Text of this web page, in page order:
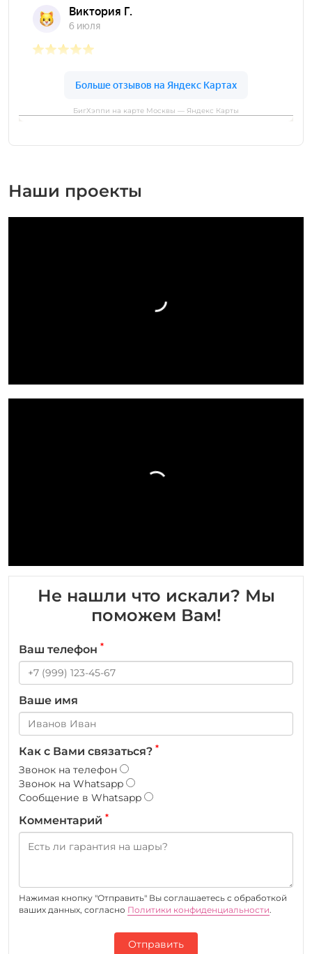
БигХэппи на карте Москвы — Яндекс Карты
Наши проекты
Не нашли что искали? Мы
поможем Вам!
Ваш телефон *
Ваше имя
Как с Вами связаться? *
Звонок на телефон
Звонок на Whatsapp
Сообщение в Whatsapp
Комментарий *
Нажимая кнопку "Отправить" Вы соглашаетесь c обработкой
ваших данных, согласно Политики конфиденциальности.
Отправить